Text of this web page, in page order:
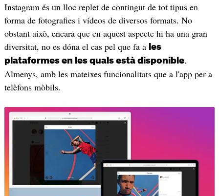
Instagram és un lloc replet de contingut de tot tipus en
forma de fotografies i vídeos de diversos formats. No
obstant això, encara que en aquest aspecte hi ha una gran
diversitat, no es dóna el cas pel que fa a les
plataformes en les quals està disponible.
Almenys, amb les mateixes funcionalitats que a l'app per a
telèfons mòbils.